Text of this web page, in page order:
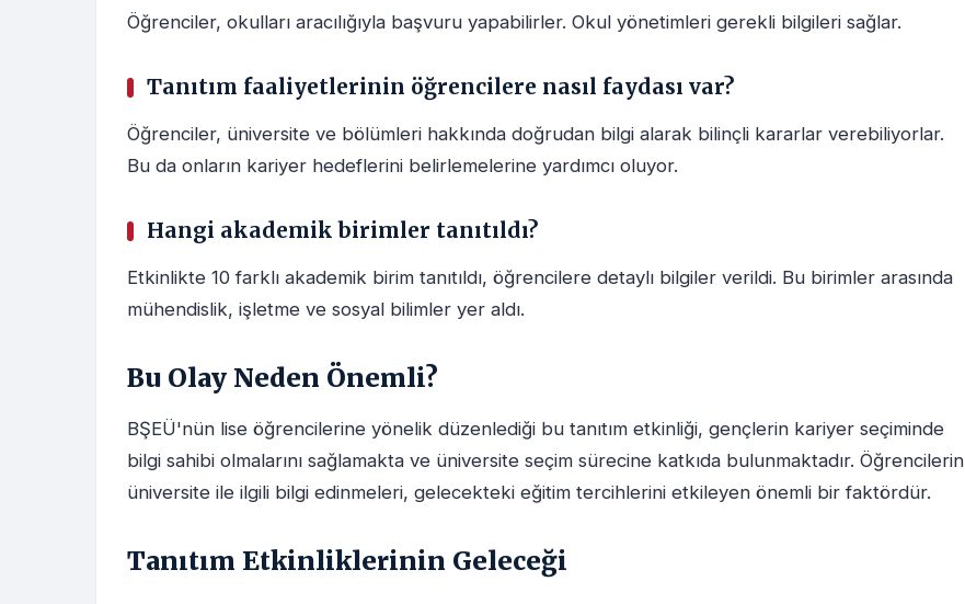
Öğrenciler, okulları aracılığıyla başvuru yapabilirler. Okul yönetimleri gerekli bilgileri sağlar.
Tanıtım faaliyetlerinin öğrencilere nasıl faydası var?
Öğrenciler, üniversite ve bölümleri hakkında doğrudan bilgi alarak bilinçli kararlar verebiliyorlar.
Bu da onların kariyer hedeflerini belirlemelerine yardımcı oluyor.
Hangi akademik birimler tanıtıldı?
Etkinlikte 10 farklı akademik birim tanıtıldı, öğrencilere detaylı bilgiler verildi. Bu birimler arasında
mühendislik, işletme ve sosyal bilimler yer aldı.
Bu Olay Neden Önemli?
BŞEÜ'nün lise öğrencilerine yönelik düzenlediği bu tanıtım etkinliği, gençlerin kariyer seçiminde
bilgi sahibi olmalarını sağlamakta ve üniversite seçim sürecine katkıda bulunmaktadır. Öğrencilerin
üniversite ile ilgili bilgi edinmeleri, gelecekteki eğitim tercihlerini etkileyen önemli bir faktördür.
Tanıtım Etkinliklerinin Geleceği